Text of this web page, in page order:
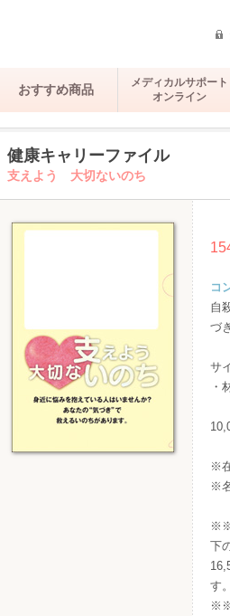
おすすめ商品
メディカルサポート
オンライン
健康キャリーファイル
支えよう 大切ないのち
コ
自
づ
サ
・
※
※
下
す。